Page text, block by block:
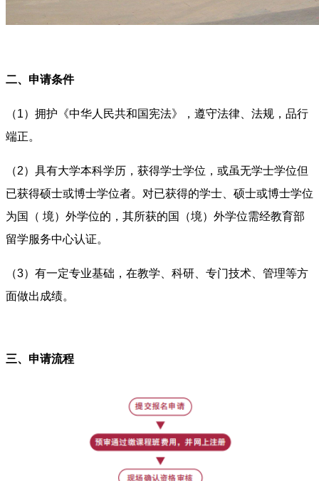
二、申请条件
（1）拥护《中华人民共和国宪法》，遵守法律、法规，品行
端正。
（2）具有大学本科学历，获得学士学位，或虽无学士学位但
已获得硕士或博士学位者。对已获得的学士、硕士或博士学位
为国（ 境）外学位的，其所获的国（境）外学位需经教育部
留学服务中心认证。
（3）有一定专业基础，在教学、科研、专门技术、管理等方
面做出成绩。
三、申请流程